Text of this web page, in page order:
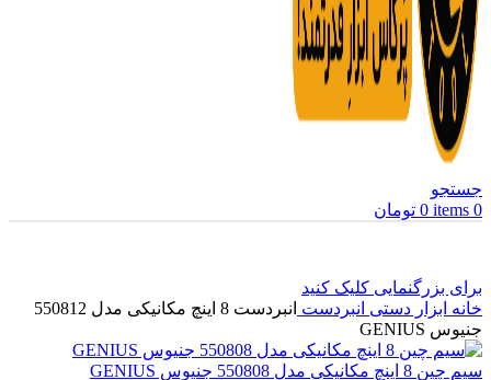
جستجو
0
items
0 تومان
برای بزرگنمایی کلیک کنید
خانه ابزار دستی انبردست
انبردست 8 اینچ مکانیکی مدل 550812
جنیوس GENIUS
سیم چین 8 اینچ مکانیکی مدل 550808 جنیوس GENIUS